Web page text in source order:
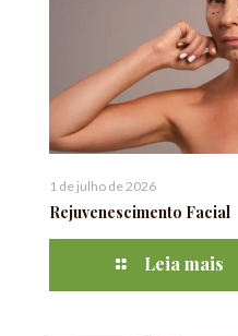
1 de julho de 2026
Rejuvenescimento Facial
Leia mais